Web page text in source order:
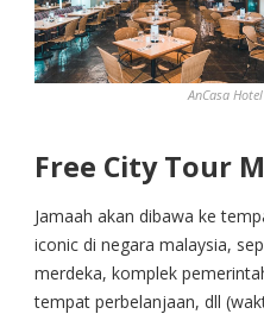
AnCasa
Free City Tour
Jamaah akan dibawa ke
iconic di negara malaysia,
merdeka, komplek
tempat perbelanjaan, dll